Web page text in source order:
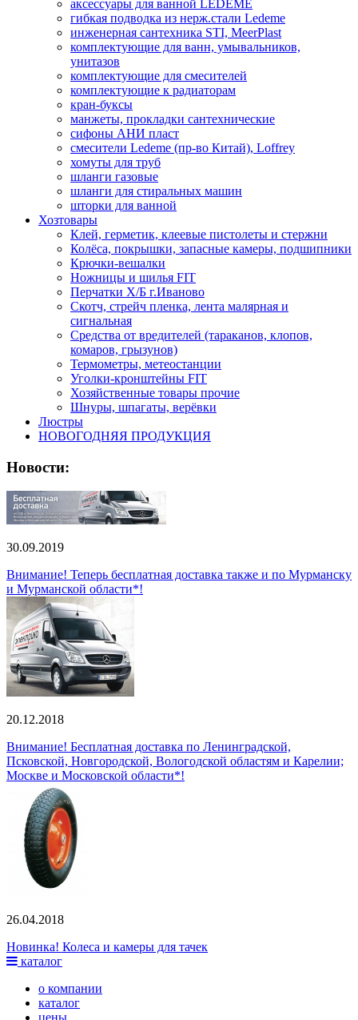
аксессуары для ванной LEDEME
гибкая подводка из нерж.стали Ledeme
инженерная сантехника STI, MeerPlast
комплектующие для ванн, умывальников,
унитазов
комплектующие для смесителей
комплектующие к радиаторам
кран-буксы
манжеты, прокладки сантехнические
сифоны АНИ пласт
смесители Ledeme (пр-во Китай), Loffrey
хомуты для труб
шланги газовые
шланги для стиральных машин
шторки для ванной
Хозтовары
Клей, герметик, клеевые пистолеты и стержни
Колёса, покрышки, запасные камеры, подшипники
Крючки-вешалки
Ножницы и шилья FIT
Перчатки Х/Б г.Иваново
Скотч, стрейч пленка, лента малярная и
сигнальная
Средства от вредителей (тараканов, клопов,
комаров, грызунов)
Термометры, метеостанции
Уголки-кронштейны FIT
Хозяйственные товары прочие
Шнуры, шпагаты, верёвки
Люстры
НОВОГОДНЯЯ ПРОДУКЦИЯ
Новости:
30.09.2019
Внимание! Теперь бесплатная доставка также и по Мурманску
и Мурманской области*!
20.12.2018
Внимание! Бесплатная доставка по Ленинградской,
Псковской, Новгородской, Вологодской областям и Карелии;
Москве и Московской области*!
26.04.2018
Новинка! Колеса и камеры для тачек
каталог
о компании
каталог